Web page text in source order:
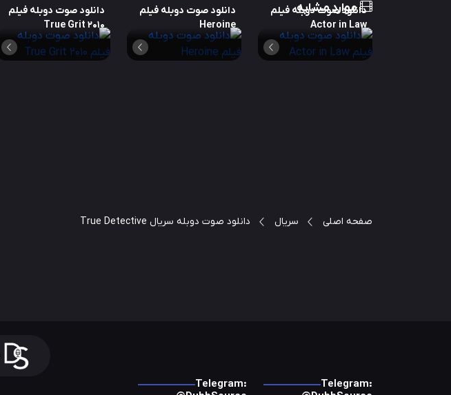
موارد مشابه
دانلود صوت دوبله فیلم
Actor in Law
دانلود صوت دوبله فیلم
Heroine
دانلود صوت دوبله فیلم
True Grit 2010
صفحه اصلی سریال دانلود صوت دوبله سریال True Detective
Telegram:
Telegram: